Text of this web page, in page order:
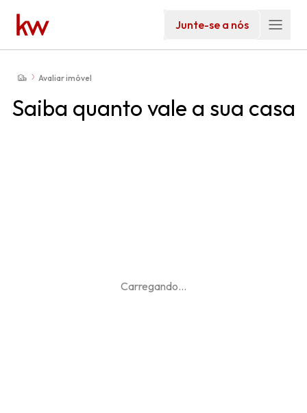
Junte-se a nós
Avaliar imóvel
Saiba quanto vale a sua casa
Carregando...